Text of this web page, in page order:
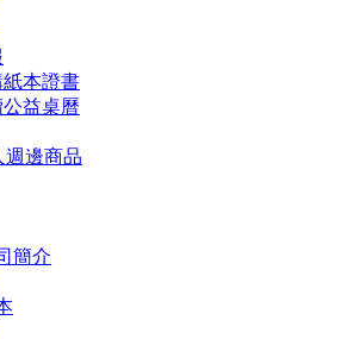
紙本證書
公益桌曆
週邊商品
簡介